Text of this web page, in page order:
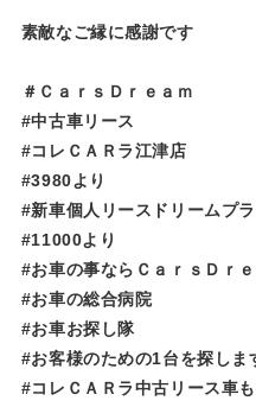
素敵なご縁に感謝です
＃ＣａｒｓＤｒｅａｍ
#中古車リース
#コレＣＡＲラ江津店
#3980より
#新車個人リースドリームプ
#11000より
#お車の事ならＣａｒｓＤｒ
#お車の総合病院
#お車お探し隊
#お客様のための1台を探しま
#コレＣＡＲラ中古リース車